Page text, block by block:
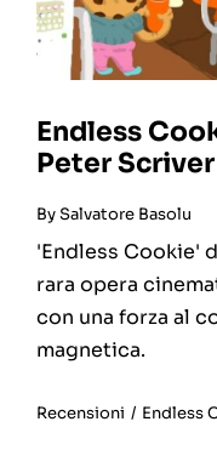
Endless
Peter Scriver
BySalvatore Basolu
'Endless Cookie'
rara opera
con una forza al
magnetica.
Recensioni / Endless